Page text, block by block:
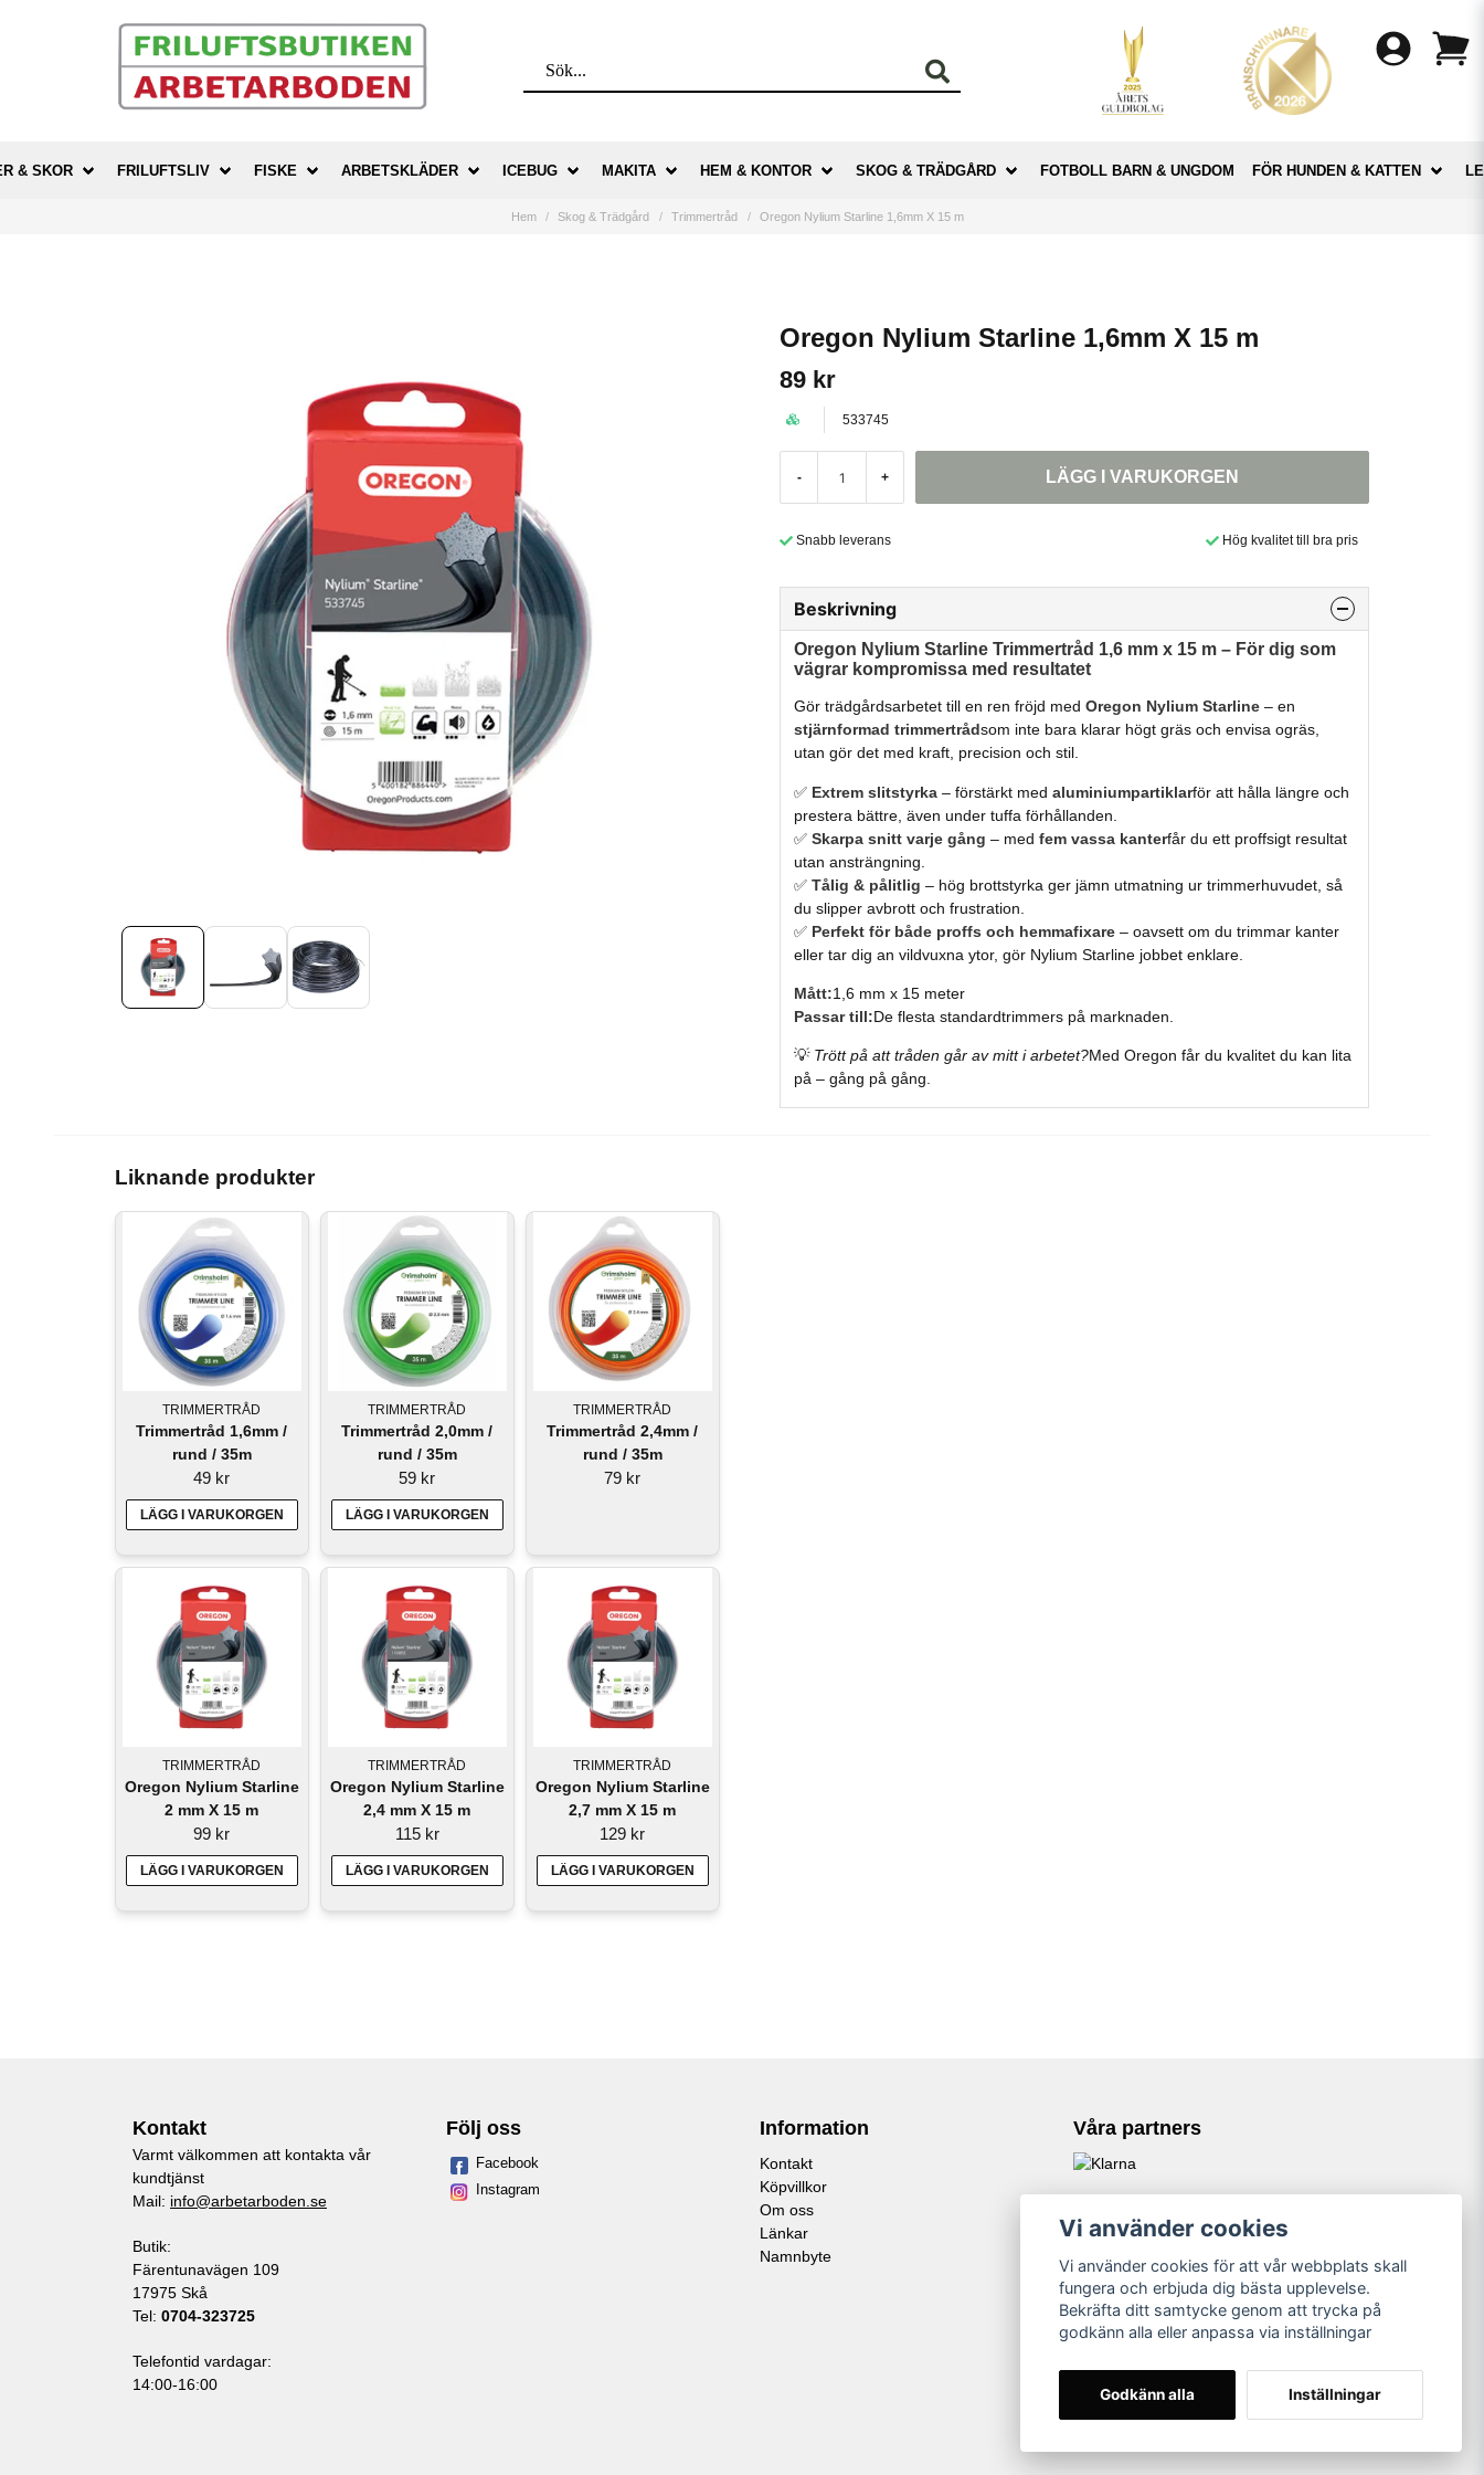
& SKOR FRILUFTSLIV FISKE ARBETSKLÄDER ICEBUG MAKITA HEM & KONTOR SKOG & TRÄDGÅRD FOTBOLL BARN & UNGDOM FÖR HUNDEN & KATTEN
Hem Skog & Trädgård Trimmertråd Oregon Nylium Starline 1,6mm X 15 m
Oregon Nylium Starline 1,6mm X 15 m
89 kr
533745
- + LÄGG I VARUKORGEN
Snabb leverans Hög kvalitet till bra pris
Beskrivning
Oregon NyliumStarlineTrimmertråd 1,6 mmx 15 m – Fördigsom
vägrar kompromissa med resultatet
Görträdgårdsarbetettillen renfröjd medOregon NyliumStarline –en
stjärnformadtrimmertrådsom inte bara klarar högtgräsochenvisaogräs,
utangördet med kraft, precisionochstil.
✅ Extremslitstyrka –förstärkt medaluminiumpartiklarföratt hålla längreoch
prestera bättre,även undertuffaförhållanden.
✅Skarpasnittvarjegång – medfemvassa kanterfårduett proffsigt resultat
utanansträngning.
✅Tålig & pålitlig – hög brottstyrkager jämn utmatning urtrimmerhuvudet,så
duslipperavbrottochfrustration.
✅ Perfektför både proffsoch hemmafixare –oavsettomdutrimmar kanter
ellertardiganvildvuxnaytor,gör NyliumStarline jobbetenklare.
Mått:1,6 mmx 15 meter
Passartill:Deflestastandardtrimmers på marknaden.
💡 Tröttpåatttrådengåravmittiarbetet?MedOregonfårdu kvalitetdu kan lita
på –gång pågång.
Liknande produkter
TRIMMERTRÅD
Trimmertråd 1,6mm /
rund / 35m
49 kr
LÄGG I VARUKORGEN
TRIMMERTRÅD
Trimmertråd 2,0mm /
rund / 35m
59 kr
LÄGG I VARUKORGEN
TRIMMERTRÅD
Trimmertråd 2,4mm /
rund / 35m
79 kr
TRIMMERTRÅD
Oregon Nylium Starline
2 mm X 15 m
99 kr
LÄGG I VARUKORGEN
TRIMMERTRÅD
Oregon Nylium Starline
2,4 mm X 15 m
115 kr
LÄGG I VARUKORGEN
TRIMMERTRÅD
Oregon Nylium Starline
2,7 mm X 15 m
129 kr
LÄGG I VARUKORGEN
Kontakt
Varmt välkommen att kontakta vår
kundtjänst
Mail: info@arbetarboden.se
Butik:
Färentunavägen 109
17975 Skå
Tel: 0704-323725
Telefontid vardagar:
14:00-16:00
Följ oss
Facebook
Instagram
Information
Kontakt
Köpvillkor
Om oss
Länkar
Namnbyte
Våra partners
Vi använder cookies
Vi använder cookies för att vår webbplats skall
fungera och erbjuda dig bästa upplevelse.
Bekräfta ditt samtycke genom att trycka på
godkänn alla eller anpassa via inställningar
Godkänn alla Inställningar